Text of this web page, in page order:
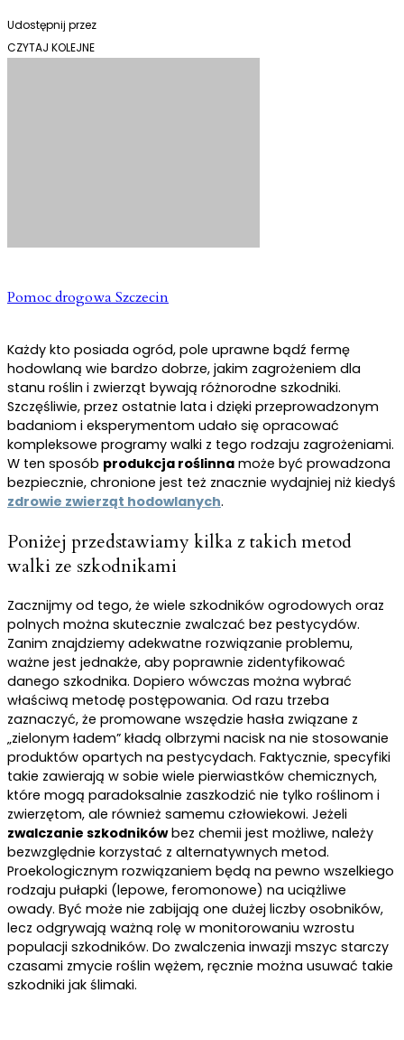
Udostępnij przez
CZYTAJ KOLEJNE
Pomoc drogowa Szczecin
Każdy kto posiada ogród, pole uprawne bądź fermę
hodowlaną wie bardzo dobrze, jakim zagrożeniem dla
stanu roślin i zwierząt bywają różnorodne szkodniki.
Szczęśliwie, przez ostatnie lata i dzięki przeprowadzonym
badaniom i eksperymentom udało się opracować
kompleksowe programy walki z tego rodzaju zagrożeniami.
W ten sposób produkcja roślinna może być prowadzona
bezpiecznie, chronione jest też znacznie wydajniej niż kiedyś
zdrowie zwierząt hodowlanych.
Poniżej przedstawiamy kilka z takich metod
walki ze szkodnikami
Zacznijmy od tego, że wiele szkodników ogrodowych oraz
polnych można skutecznie zwalczać bez pestycydów.
Zanim znajdziemy adekwatne rozwiązanie problemu,
ważne jest jednakże, aby poprawnie zidentyfikować
danego szkodnika. Dopiero wówczas można wybrać
właściwą metodę postępowania. Od razu trzeba
zaznaczyć, że promowane wszędzie hasła związane z
„zielonym ładem” kładą olbrzymi nacisk na nie stosowanie
produktów opartych na pestycydach. Faktycznie, specyfiki
takie zawierają w sobie wiele pierwiastków chemicznych,
które mogą paradoksalnie zaszkodzić nie tylko roślinom i
zwierzętom, ale również samemu człowiekowi. Jeżeli
zwalczanie szkodnikówbez chemii jest możliwe, należy
bezwzględnie korzystać z alternatywnych metod.
Proekologicznym rozwiązaniem będą na pewno wszelkiego
rodzaju pułapki (lepowe, feromonowe) na uciążliwe
owady. Być może nie zabijają one dużej liczby osobników,
lecz odgrywają ważną rolę w monitorowaniu wzrostu
populacji szkodników. Do zwalczenia inwazji mszyc starczy
czasami zmycie roślin wężem, ręcznie można usuwać takie
szkodniki jak ślimaki.